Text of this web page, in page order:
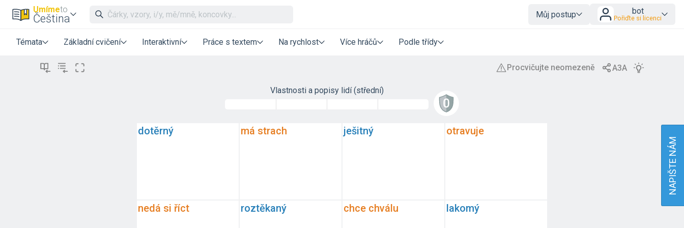
Umímeto
Čeština Můj postup bot
Pořiďte si licenci
Témata Základní cvičení Interaktivní Práce s textem Na rychlost Více hráčů Podle třídy
Vlastnosti a popisy lidí (střední)
dotěrný
nedá si říct
má strach
roztěkaný
ješitný
chce chválu
otravuje
lakomý
NAPIŠTE NÁM